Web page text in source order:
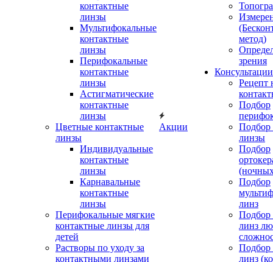
контактные
линзы
Мультифокальные
контактные
линзы
Перифокальные
контактные
линзы
Астигматические
контактные
линзы
Цветные контактные
линзы
Индивидуальные
контактные
линзы
Карнавальные
контактные
линзы
Перифокальные мягкие
контактные линзы для
детей
Растворы по уходу за
контактными линзами
Акции
метод)
зрения
Рецепт
Подбор
Подбор
линзы
Подбор
Подбор
линз
Подбор
линз
Подбор
линз